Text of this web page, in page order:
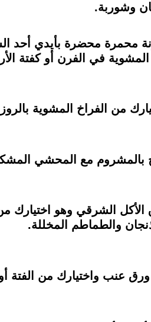
وشوربة.
المشوية في الفرن أو
من الفراخ المشوية
بالمشروم مع المحشي
الشرقي وهو اختيارك
والطماطم المخللة.
عنب واختيارك من الفتة